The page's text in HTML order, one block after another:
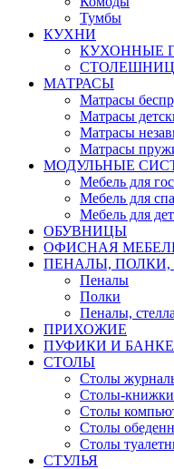
Тумбы
КУХНИ
КУХОННЫЕ
МАТРАСЫ
Матрасы
Матрасы
Матрасы
Матрасы
МОДУЛЬНЫЕ
Мебель для
Мебель для
Мебель для
ОБУВНИЦЫ
ОФИСНАЯ
ПЕНАЛЫ,
Пеналы
Полки
Пеналы,
ПРИХОЖИЕ
ПУФИКИ И
СТОЛЫ
Столы
Столы-книжки
Столы
Столы
Столы
СТУЛЬЯ